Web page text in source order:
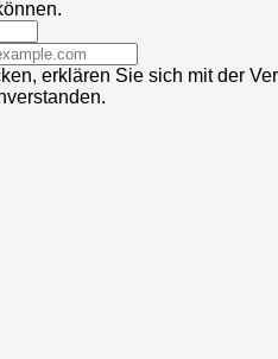
erklären Sie sich mit der